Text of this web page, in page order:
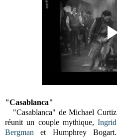
"Casablanca"
"Casablanca" de Michael Curtiz
réunit un couple mythique,Ingrid
Bergman et Humphrey Bogart.